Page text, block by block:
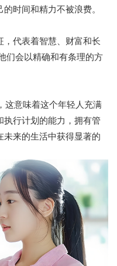
时间和精力不被浪费。
代表着智慧、财富和长
们会以精确和有条理的方
这意味着这个年轻人充满
行计划的能力，拥有管
来的生活中获得显著的